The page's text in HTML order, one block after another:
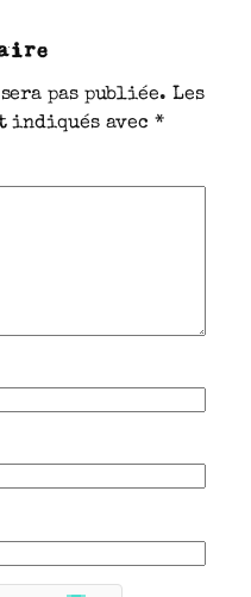
pas publiée. Les
indiqués avec*